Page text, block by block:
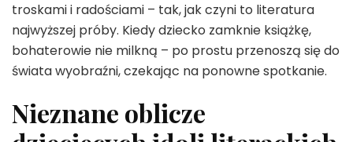
troskami i radościami – tak, jak czyni to literatura
najwyższej próby. Kiedy dziecko zamknie książkę,
bohaterowie nie milkną – po prostu przenoszą się do
świata wyobraźni, czekając na ponowne spotkanie.
Nieznane oblicze